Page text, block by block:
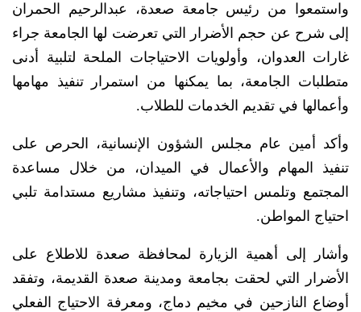
واستمعوا من رئيس جامعة صعدة، عبدالرحيم الحمران
إلى شرح عن حجم الأضرار التي تعرضت لها الجامعة جراء
غارات العدوان، وأولويات الاحتياجات الملحة لتلبية أدنى
متطلبات الجامعة، بما يمكنها من استمرار تنفيذ مهامها
وأعمالها في تقديم الخدمات للطلاب.
وأكد أمين عام مجلس الشؤون الإنسانية، الحرص على
تنفيذ المهام والأعمال في الميدان، من خلال مساعدة
المجتمع وتلمس احتياجاته، وتنفيذ مشاريع مستدامة تلبي
احتياج المواطن.
وأشار إلى أهمية الزيارة لمحافظة صعدة للاطلاع على
الأضرار التي لحقت بجامعة ومدينة صعدة القديمة، وتفقد
أوضاع النازحين في مخيم دماج، ومعرفة الاحتياج الفعلي